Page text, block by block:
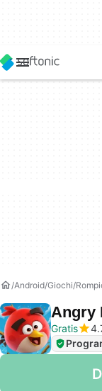
Android Giochi
Angry
Gratis